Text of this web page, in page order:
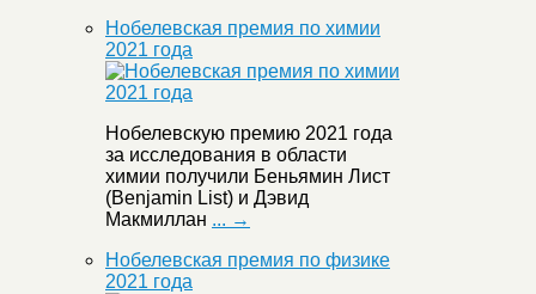
Нобелевская премия по химии
2021 года
Нобелевскую премию 2021 года
за исследования в области
химии получили Беньямин Лист
(Benjamin List) и Дэвид
Макмиллан ... →
Нобелевская премия по физике
2021 года